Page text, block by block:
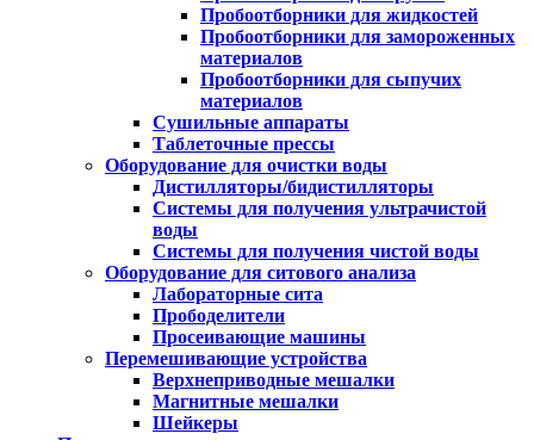
Пробоотборники для жидкостей
Пробоотборники для замороженных
материалов
Пробоотборники для сыпучих
материалов
Сушильные аппараты
Таблеточные прессы
Оборудование для очистки воды
Дистилляторы/бидистилляторы
Системы для получения ультрачистой
воды
Системы для получения чистой воды
Оборудование для ситового анализа
Лабораторные сита
Прободелители
Просеивающие машины
Перемешивающие устройства
Верхнеприводные мешалки
Магнитные мешалки
Шейкеры